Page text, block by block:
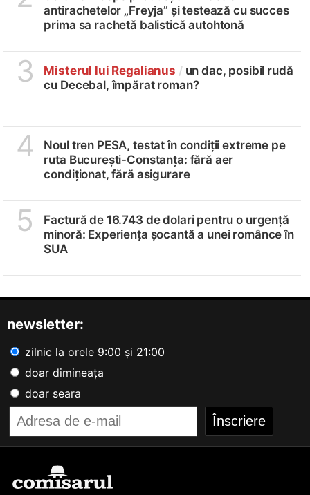
antirachetelor „Freyja” și testează cu succes
prima sa rachetă balistică autohtonă
3 Misterul lui Regalianus /un dac, posibil rudă
cu Decebal, împărat roman?
4
Noul tren PESA, testat în condiții extreme pe
ruta București-Constanța: fără aer
condiționat, fără asigurare
5
Factură de 16.743 de dolari pentru o urgență
minoră: Experiența șocantă a unei românce în
SUA
newsletter:
zilnic la orele 9:00 și 21:00
doar dimineața
doar seara